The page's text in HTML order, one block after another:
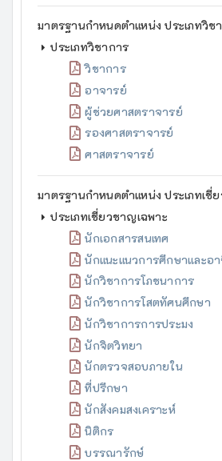
มาตรฐานกำหนดตำแหน่ง ประเภทวิช
ประเภทวิชาการ
วิชาการ
อาจารย์
ผู้ช่วยศาสตราจารย์
รองศาสตราจารย์
ศาสตราจารย์
มาตรฐานกำหนดตำแหน่ง ประเภทเชี่
ประเภทเชี่ยวชาญเฉพาะ
นักเอกสารสนเทศ
นักแนะแนวการศึกษาและอ
นักวิชาการโภชนาการ
นักวิชาการโสตทัศนศึกษา
นักวิชาการการประมง
นักจิตวิทยา
นักตรวจสอบภายใน
ที่ปรึกษา
นักสังคมสงเคราะห์
นิติกร
บรรณารักษ์